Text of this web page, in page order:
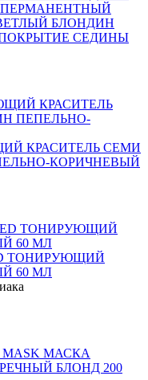
ПЕРМАНЕНТНЫЙ
БЛОНДИН
СЕДИНЫ
КРАСИТЕЛЬ СЕМИ
КОРИЧНЕВЫЙ
ТОНИРУЮЩИЙ
60 МЛ